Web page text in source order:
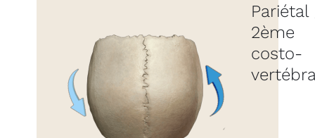
Pariétal
2ème
costo-